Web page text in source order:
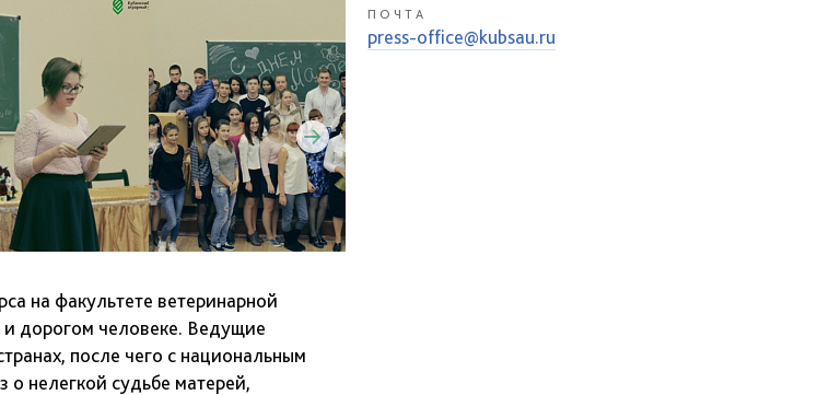
на факультете ветеринарной
и дорогом человеке. Ведущие
после чего с национальным
о нелегкой судьбе матерей,
ПОЧТА
press-office@kubsau.ru